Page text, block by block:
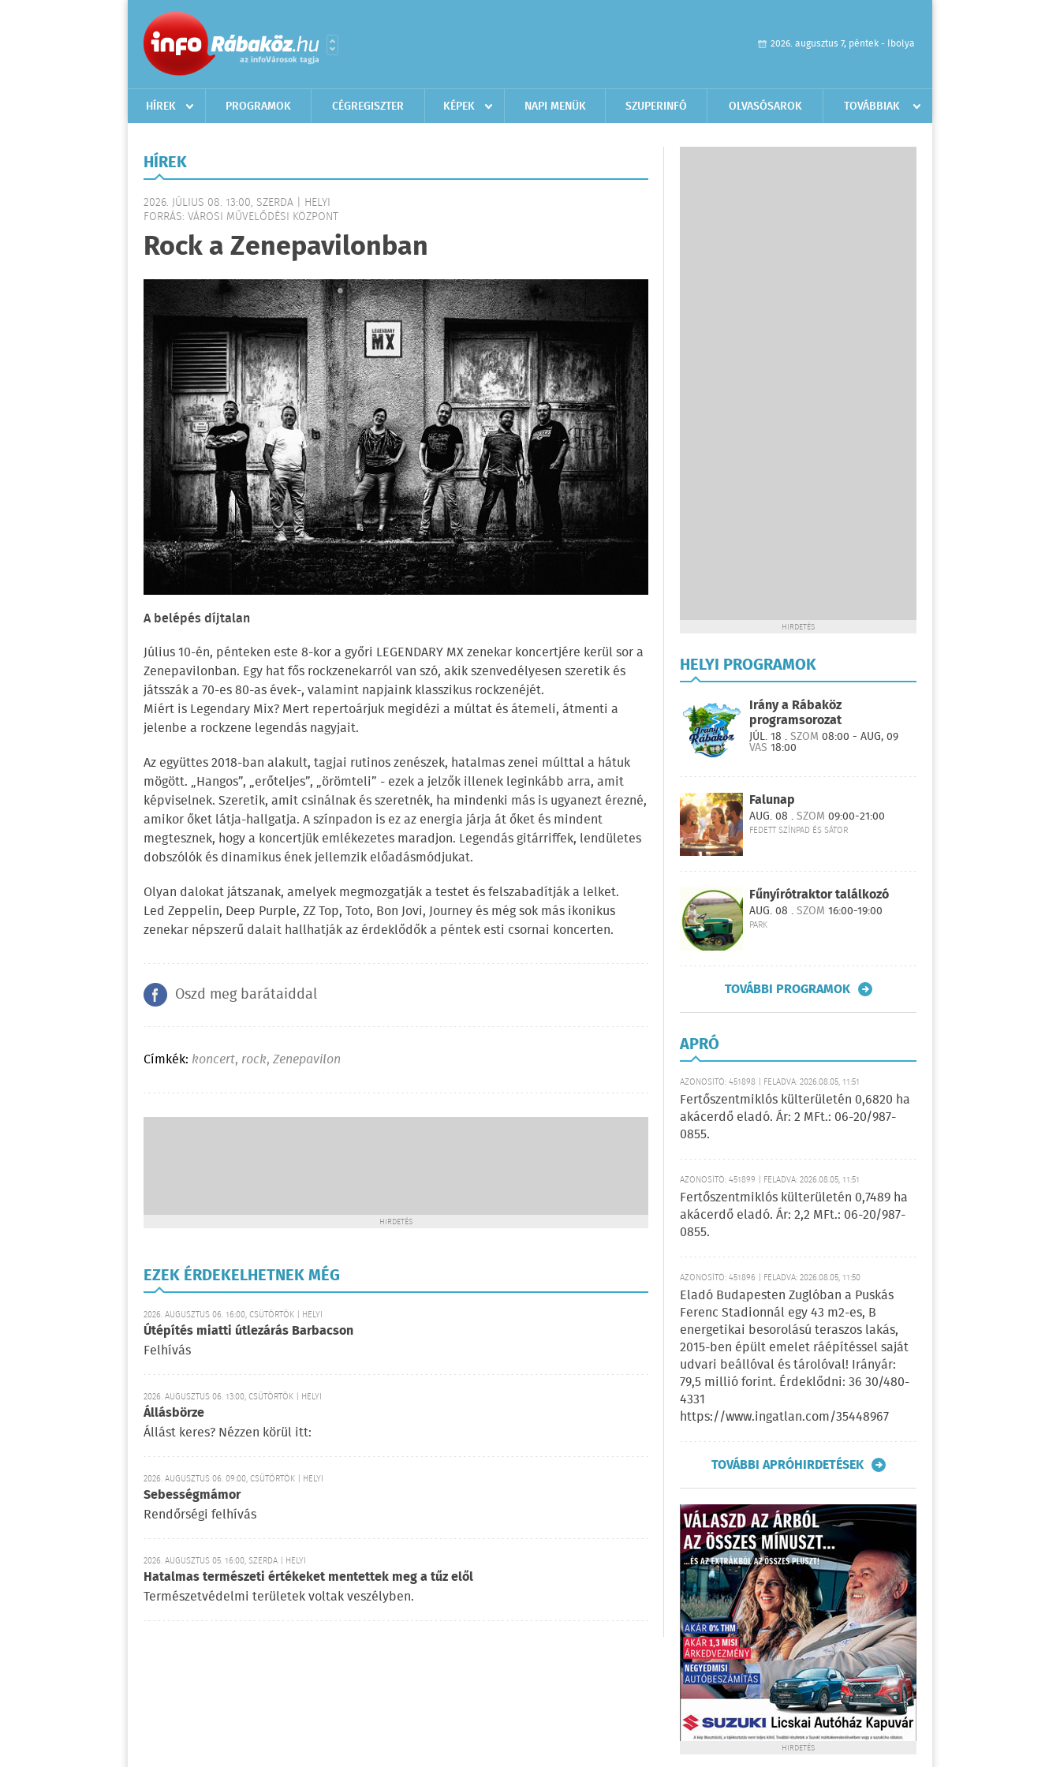
2026. augusztus 7, péntek - Ibolya
HÍREK PROGRAMOK CÉGREGISZTER KÉPEK NAPI MENÜK SZUPERINFÓ OLVASÓSAROK TOVÁBBIAK
HÍREK
2026. JÚLIUS 08. 13:00, SZERDA | HELYI
FORRÁS: VÁROSI MŰVELŐDÉSI KÖZPONT
Rock a Zenepavilonban
A belépés díjtalan
Július 10-én, pénteken este 8-kor a győri LEGENDARY MX zenekar koncertjére kerül sor a
Zenepavilonban. Egy hat fős rockzenekarról van szó, akik szenvedélyesen szeretik és
játsszák a 70-es 80-as évek-, valamint napjaink klasszikus rockzenéjét.
Miért is Legendary Mix? Mert repertoárjuk megidézi a múltat és átemeli, átmenti a
jelenbe a rockzene legendás nagyjait.
Az együttes 2018-ban alakult, tagjai rutinos zenészek, hatalmas zenei múlttal a hátuk
mögött. „Hangos”, „erőteljes”, „örömteli” - ezek a jelzők illenek leginkább arra, amit
képviselnek. Szeretik, amit csinálnak és szeretnék, ha mindenki más is ugyanezt érezné,
amikor őket látja-hallgatja. A színpadon is ez az energia járja át őket és mindent
megtesznek, hogy a koncertjük emlékezetes maradjon. Legendás gitárriffek, lendületes
dobszólók és dinamikus ének jellemzik előadásmódjukat.
Olyan dalokat játszanak, amelyek megmozgatják a testet és felszabadítják a lelket.
Led Zeppelin, Deep Purple, ZZ Top, Toto, Bon Jovi, Journey és még sok más ikonikus
zenekar népszerű dalait hallhatják az érdeklődők a péntek esti csornai koncerten.
Oszd meg barátaiddal
Címkék: koncert, rock, Zenepavilon
HIRDETÉS
EZEK ÉRDEKELHETNEK MÉG
2026. AUGUSZTUS 06. 16:00, CSÜTÖRTÖK | HELYI
Útépítés miatti útlezárás Barbacson
Felhívás
2026. AUGUSZTUS 06. 13:00, CSÜTÖRTÖK | HELYI
Állásbörze
Állást keres? Nézzen körül itt:
2026. AUGUSZTUS 06. 09:00, CSÜTÖRTÖK | HELYI
Sebességmámor
Rendőrségi felhívás
2026. AUGUSZTUS 05. 16:00, SZERDA | HELYI
Hatalmas természeti értékeket mentettek meg a tűz elől
Természetvédelmi területek voltak veszélyben.
HIRDETÉS
HELYI PROGRAMOK
Irány a Rábaköz
programsorozat
JÚL. 18 .SZOM 08:00 - AUG, 09
VAS 18:00
Falunap
AUG. 08 .SZOM 09:00-21:00
FEDETT SZÍNPAD ÉS SÁTOR
Fűnyírótraktor találkozó
AUG. 08 .SZOM 16:00-19:00
PARK
TOVÁBBI PROGRAMOK
APRÓ
AZONOSÍTÓ: 451898 | FELADVA: 2026.08.05, 11:51
Fertőszentmiklós külterületén 0,6820 ha
akácerdő eladó. Ár: 2 MFt.: 06-20/987-
0855.
AZONOSÍTÓ: 451899 | FELADVA: 2026.08.05, 11:51
Fertőszentmiklós külterületén 0,7489 ha
akácerdő eladó. Ár: 2,2 MFt.: 06-20/987-
0855.
AZONOSÍTÓ: 451896 | FELADVA: 2026.08.05, 11:50
Eladó Budapesten Zuglóban a Puskás
Ferenc Stadionnál egy 43 m2-es, B
energetikai besorolású teraszos lakás,
2015-ben épült emelet ráépítéssel saját
udvari beállóval és tárolóval! Irányár:
79,5 millió forint. Érdeklődni: 36 30/480-
4331
https://www.ingatlan.com/35448967
TOVÁBBI APRÓHIRDETÉSEK
HIRDETÉS